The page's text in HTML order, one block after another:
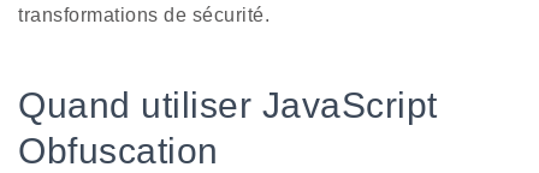
transformations de sécurité.
Quand utiliser JavaScript
Obfuscation